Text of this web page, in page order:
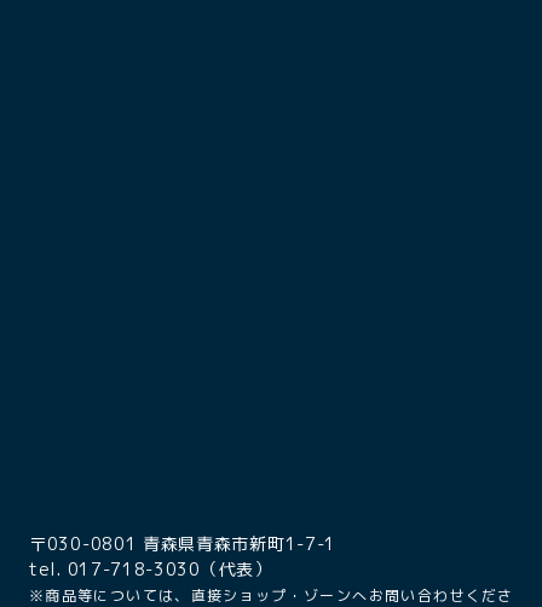
〒030-0801 青森県青森市新町1-7-1
tel. 017-718-3030（代表）
※商品等については、直接ショップ・ゾーンへお問い合わせくださ